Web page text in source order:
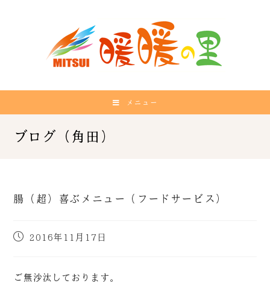
メニュー
腸（超）喜ぶメニュー（フードサービス）
2016年11月17日
ご無沙汰しております。